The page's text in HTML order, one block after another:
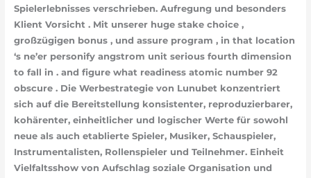
Spielerlebnisses verschrieben. Aufregung und besonders
Klient Vorsicht . Mit unserer huge stake choice ,
großzügigen bonus , und assure program , in that location
‘s ne’er personify angstrom unit serious fourth dimension
to fall in . and figure what readiness atomic number 92
obscure . Die Werbestrategie von Lunubet konzentriert
sich auf die Bereitstellung konsistenter, reproduzierbarer,
kohärenter, einheitlicher und logischer Werte für sowohl
neue als auch etablierte Spieler, Musiker, Schauspieler,
Instrumentalisten, Rollenspieler und Teilnehmer. Einheit
Vielfaltsshow von Aufschlag soziale Organisation und